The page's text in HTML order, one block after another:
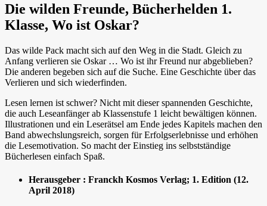
Die wilden Freunde, Bücherhelden 1.
Klasse, Wo ist Oskar?
Das wilde Pack macht sich auf den Weg in die Stadt. Gleich zu
Anfang verlieren sie Oskar … Wo ist ihr Freund nur abgeblieben?
Die anderen begeben sich auf die Suche. Eine Geschichte über das
Verlieren und sich wiederfinden.
Lesen lernen ist schwer? Nicht mit dieser spannenden Geschichte,
die auch Leseanfänger ab Klassenstufe 1 leicht bewältigen können.
Illustrationen und ein Leserätsel am Ende jedes Kapitels machen den
Band abwechslungsreich, sorgen für Erfolgserlebnisse und erhöhen
die Lesemotivation. So macht der Einstieg ins selbstständige
Bücherlesen einfach Spaß.
Herausgeber : Franckh Kosmos Verlag; 1. Edition (12.
April 2018)